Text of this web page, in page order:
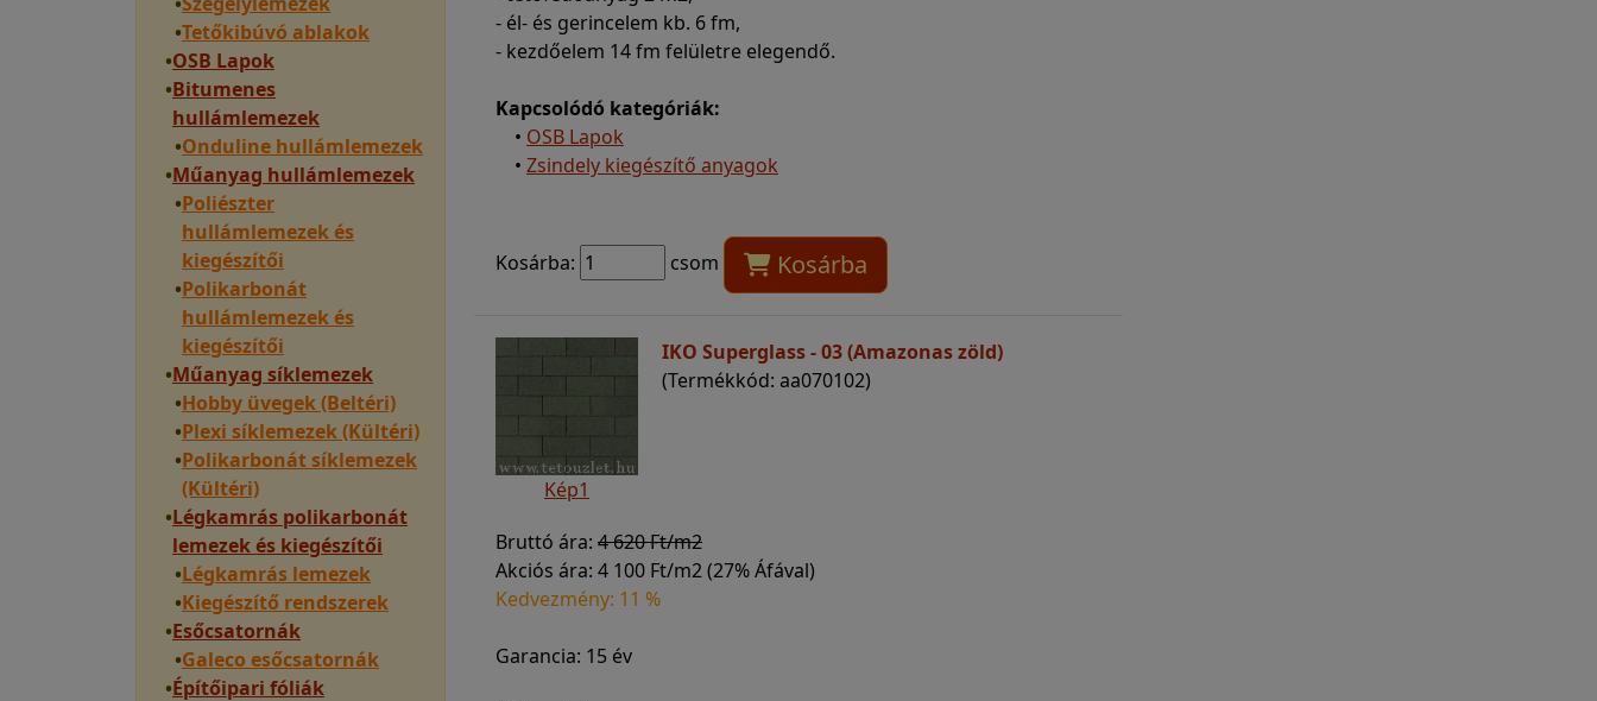
•Tetőkibúvó ablakok
•OSB Lapok
•Bitumenes
hullámlemezek
•Onduline hullámlemezek
•Műanyag hullámlemezek
•Poliészter
hullámlemezek és
kiegészítői
•Polikarbonát
hullámlemezek és
kiegészítői
•Műanyag síklemezek
•Hobby üvegek (Beltéri)
•Plexi síklemezek (Kültéri)
•Polikarbonát síklemezek
(Kültéri)
•Légkamrás polikarbonát
lemezek és kiegészítői
•Légkamrás lemezek
•Kiegészítő rendszerek
•Esőcsatornák
•Galeco esőcsatornák
•Építőipari fóliák
- él- és gerincelem kb. 6 fm,
- kezdőelem 14 fm felületre elegendő.
Kapcsolódó kategóriák:
• OSB Lapok
• Zsindely kiegészítő anyagok
Kosárba: csom Kosárba
Kép1
IKO Superglass - 03 (Amazonas zöld)
(Termékkód: aa070102)
Bruttó ára: 4 620 Ft/m2
Akciós ára: 4 100 Ft/m2 (27% Áfával)
Kedvezmény: 11 %
Garancia: 15 év